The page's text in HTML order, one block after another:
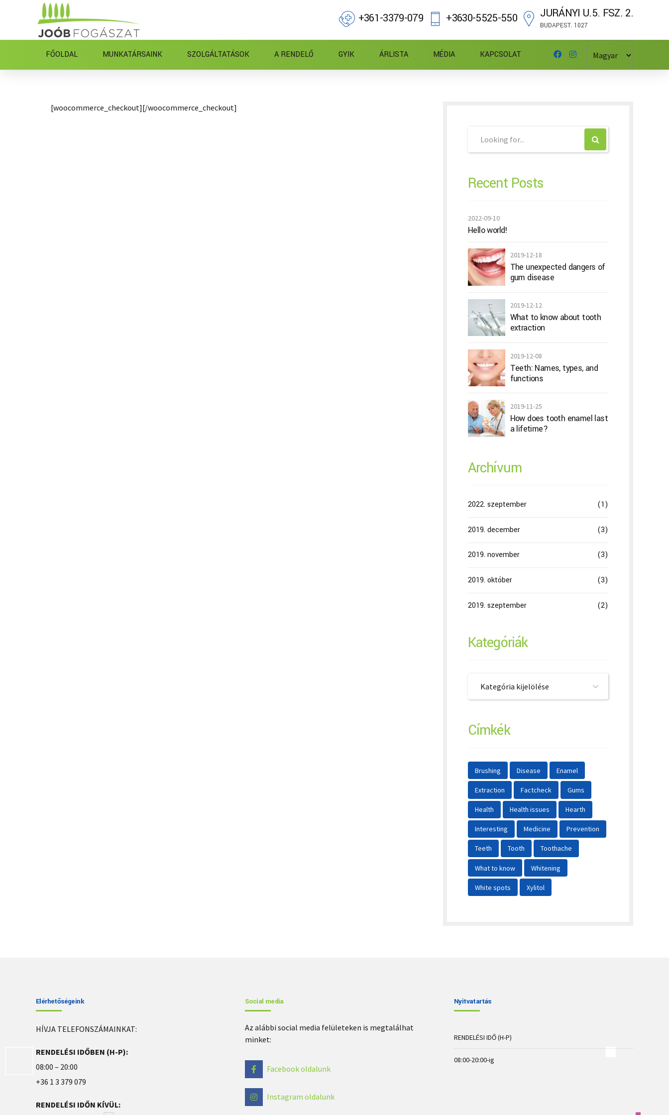
+361-3379-079 +3630-5525-550 JURÁNYI U.5. FSZ. 2.
BUDAPEST. 1027
FŐOLDAL MUNKATÁRSAINK SZOLGÁLTATÁSOK A RENDELŐ GYIK ÁRLISTA MÉDIA KAPCSOLAT
[woocommerce_checkout][/woocommerce_checkout]
Recent Posts
2022-09-10
Hello world!
2019-12-18
The unexpected dangers of
gum disease
2019-12-12
What to know about tooth
extraction
2019-12-08
Teeth: Names, types, and
functions
2019-11-25
How does tooth enamel last
a lifetime?
Archívum
2022. szeptember (1)
2019. december (3)
2019. november (3)
2019. október (3)
2019. szeptember (2)
Kategóriák
Kategória kijelölése
Címkék
Brushing Disease Enamel
Extraction Factcheck Gums
Health Health issues Hearth
Interesting Medicine Prevention
Teeth Tooth Toothache
What to know Whitening
White spots Xylitol
Elérhetőségeink
HÍVJA TELEFONSZÁMAINKAT:
RENDELÉSI IDŐBEN (H-P):
08:00 – 20:00
+36 1 3 379 079
RENDELÉSI IDŐN KÍVÜL:
Social media
Az alábbi social media felületeken is megtalálhat
minket:
Facebook oldalunk
Instagram oldalunk
Nyitvatartás
RENDELÉSI IDŐ (H-P)
08:00-20:00-ig